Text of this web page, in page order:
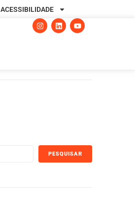
ACESSIBILIDADE
PESQUISAR